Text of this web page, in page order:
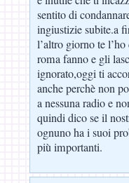
sentito di
ingiustizie subite.a
l’altro giorno te
roma fanno e gli
ignorato,oggi ti
anche perchè non
a nessuna radio e
quindi dico se il
ognuno ha i suoi
più importanti.